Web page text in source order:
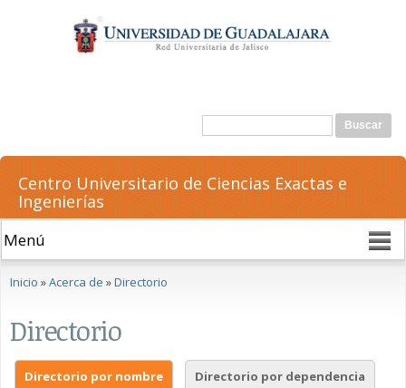
contenido
principal
Formulario de búsqueda
Buscar
Centro Universitario de Ciencias Exactas e
Ingenierías
Se encuentra usted aquí
Inicio »Acerca de »Directorio
Directorio
Directorio por nombre
Directorio por dependencia